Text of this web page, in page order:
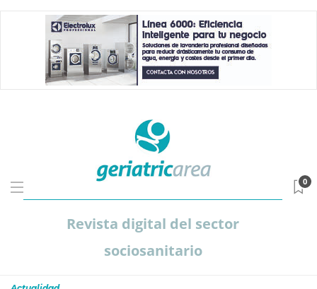
Revista digital del sector
sociosanitario
0